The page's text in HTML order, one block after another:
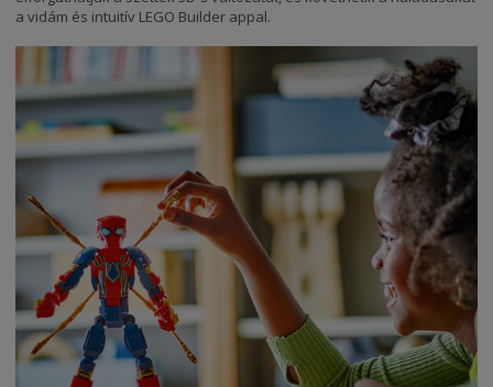
a vidám és intuitív LEGO Builder appal.